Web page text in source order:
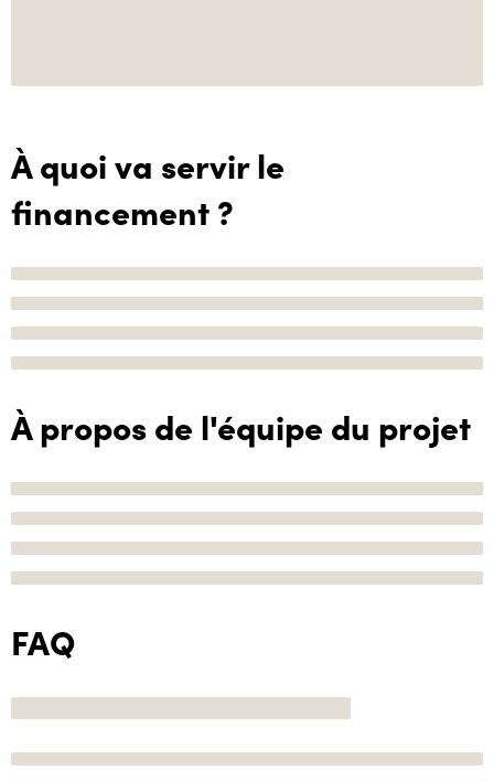
À quoi va servir le
financement ?
À propos de l'équipe du projet
FAQ